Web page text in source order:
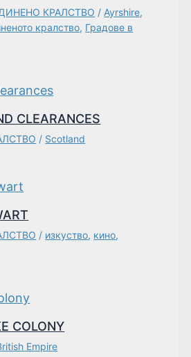
КРАЛСТВО / Ayrshire,
кралство, Градове в
CLEARANCES
/ Scotland
/ изкуство, кино,
COLONY
Empire